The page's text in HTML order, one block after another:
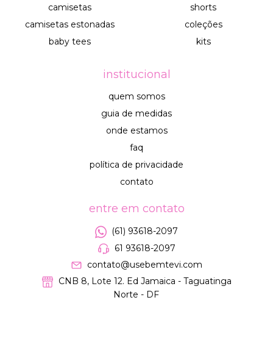
camisetas
camisetas estonadas
baby tees
shorts
coleções
kits
institucional
quem somos
guia de medidas
onde estamos
faq
política de privacidade
contato
entre em contato
(61) 93618-2097
61 93618-2097
contato@usebemtevi.com
CNB 8, Lote 12. Ed Jamaica - Taguatinga
Norte - DF